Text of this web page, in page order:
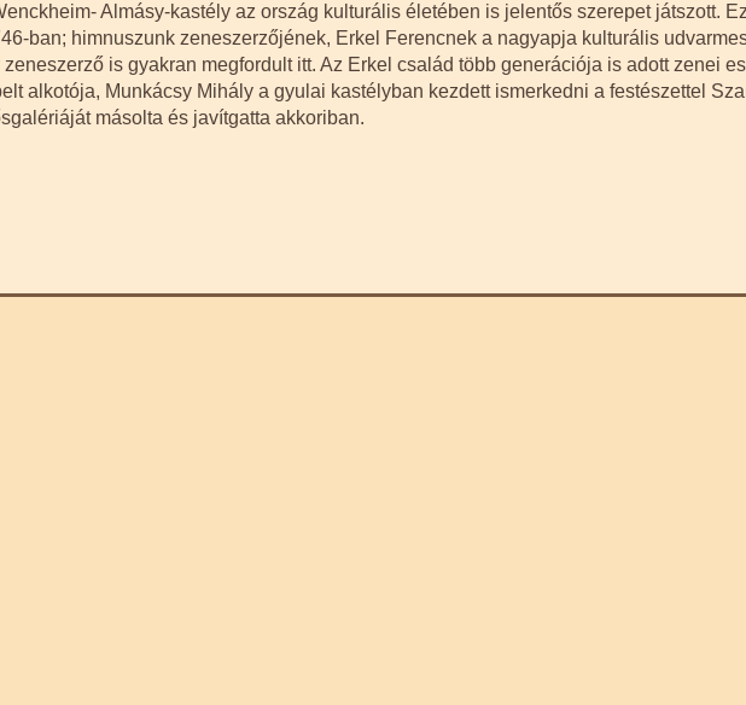
Almásy-kastély az ország kulturális életében is jelentős szerepet játszott.
ban; himnuszunk zeneszerzőjének, Erkel Ferencnek a nagyapja kulturális
is gyakran megfordult itt. Az Erkel család több generációja is adott zenei
alkotója, Munkácsy Mihály a gyulai kastélyban kezdett ismerkedni a festészettel
másolta és javítgatta akkoriban.